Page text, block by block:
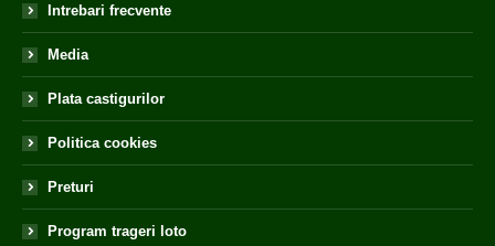
Intrebari frecvente
Media
Plata castigurilor
Politica cookies
Preturi
Program trageri loto